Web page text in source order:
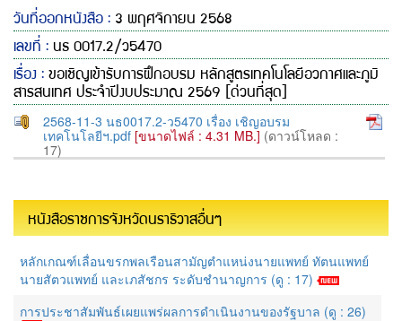
วันที่ออกหนังสือ :3 พฤศจิกายน 2568
เลขที่ :นธ 0017.2/ว5470
เรื่อง :ขอเชิญเข้ารับการฝึกอบรม หลักสูตรเทคโนโลยีอวกาศและภูมิ
สารสนเทศ ประจำปีงบประมาณ 2569 [ด่วนที่สุด]
2568-11-3 นธ0017.2-ว5470 เรื่อง เชิญอบรม
เทคโนโลยีฯ.pdf[ขนาดไฟล์ : 4.31 MB.] (ดาวน์โหลด :
17)
หนังสือราชการจังหวัดนราธิวาสอื่นๆ
หลักเกณฑ์เลื่อนขรกพลเรือนสามัญตำแหน่งนายแพทย์ ทัตนแพทย์
นายสัตวแพทย์ และเภสัชกร ระดับชำนาญการ (ดู : 17)
การประชาสัมพันธ์เผยแพร่ผลการดำเนินงานของรัฐบาล (ดู : 26)